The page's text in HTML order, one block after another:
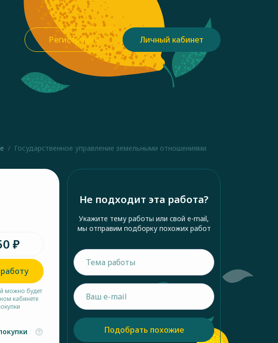
Регистрация Личный кабинет
Государственное управление земельными отношениями
₽
можно будет
кабинете
Не подходит эта работа?
Укажите тему работы или свой e-mail,
мы отправим подборку похожих работ
Подобрать похожие